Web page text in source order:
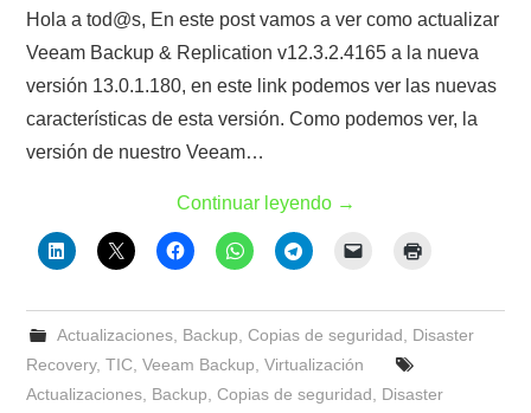
Hola a tod@s, En este post vamos a ver como actualizar
Veeam Backup & Replication v12.3.2.4165 a la nueva
versión 13.0.1.180, en este link podemos ver las nuevas
características de esta versión. Como podemos ver, la
versión de nuestro Veeam…
Continuar leyendo →
Actualizaciones, Backup Copias de seguridad
Disaster
Recovery,TIC ,Veeam Backup ,Virtualización
Actualizaciones Backup ,Copias de seguridad
Disaster